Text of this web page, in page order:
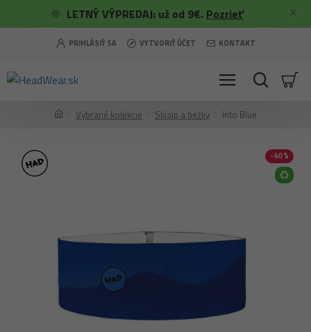
🌞 LETNÝ VÝPREDAJ: už od 9€. Pozrieť
PRIHLÁSIŤ SA VYTVORIŤ ÚČET KONTAKT
Vybrané kolekcie Skialp a bežky Into Blue
-40 %